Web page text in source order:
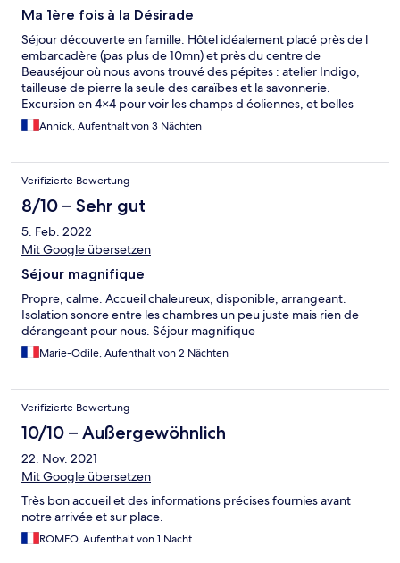
Ma 1ère fois à la Désirade
Séjour découverte en famille. Hôtel idéalement placé près de l
embarcadère (pas plus de 10mn) et près du centre de
Beauséjour où nous avons trouvé des pépites : atelier Indigo,
tailleuse de pierre la seule des caraïbes et la savonnerie.
Excursion en 4×4 pour voir les champs d éoliennes, et belles
balades à partir de l hôtel pour atteindre Notre Dame du
Calvaire et surtout surtout le jardin botanique "à ne pas louper".
a fait chanter nos papilles 👍
Annick, Aufenthalt von 3 Nächten
Verifizierte Bewertung
8/10 – Sehr gut
5. Feb. 2022
Mit Google übersetzen
Séjour magnifique
Propre, calme. Accueil chaleureux, disponible, arrangeant.
Isolation sonore entre les chambres un peu juste mais rien de
dérangeant pour nous. Séjour magnifique
Marie-Odile, Aufenthalt von 2 Nächten
Verifizierte Bewertung
10/10 – Außergewöhnlich
22. Nov. 2021
Mit Google übersetzen
Très bon accueil et des informations précises fournies avant
notre arrivée et sur place.
ROMEO, Aufenthalt von 1 Nacht